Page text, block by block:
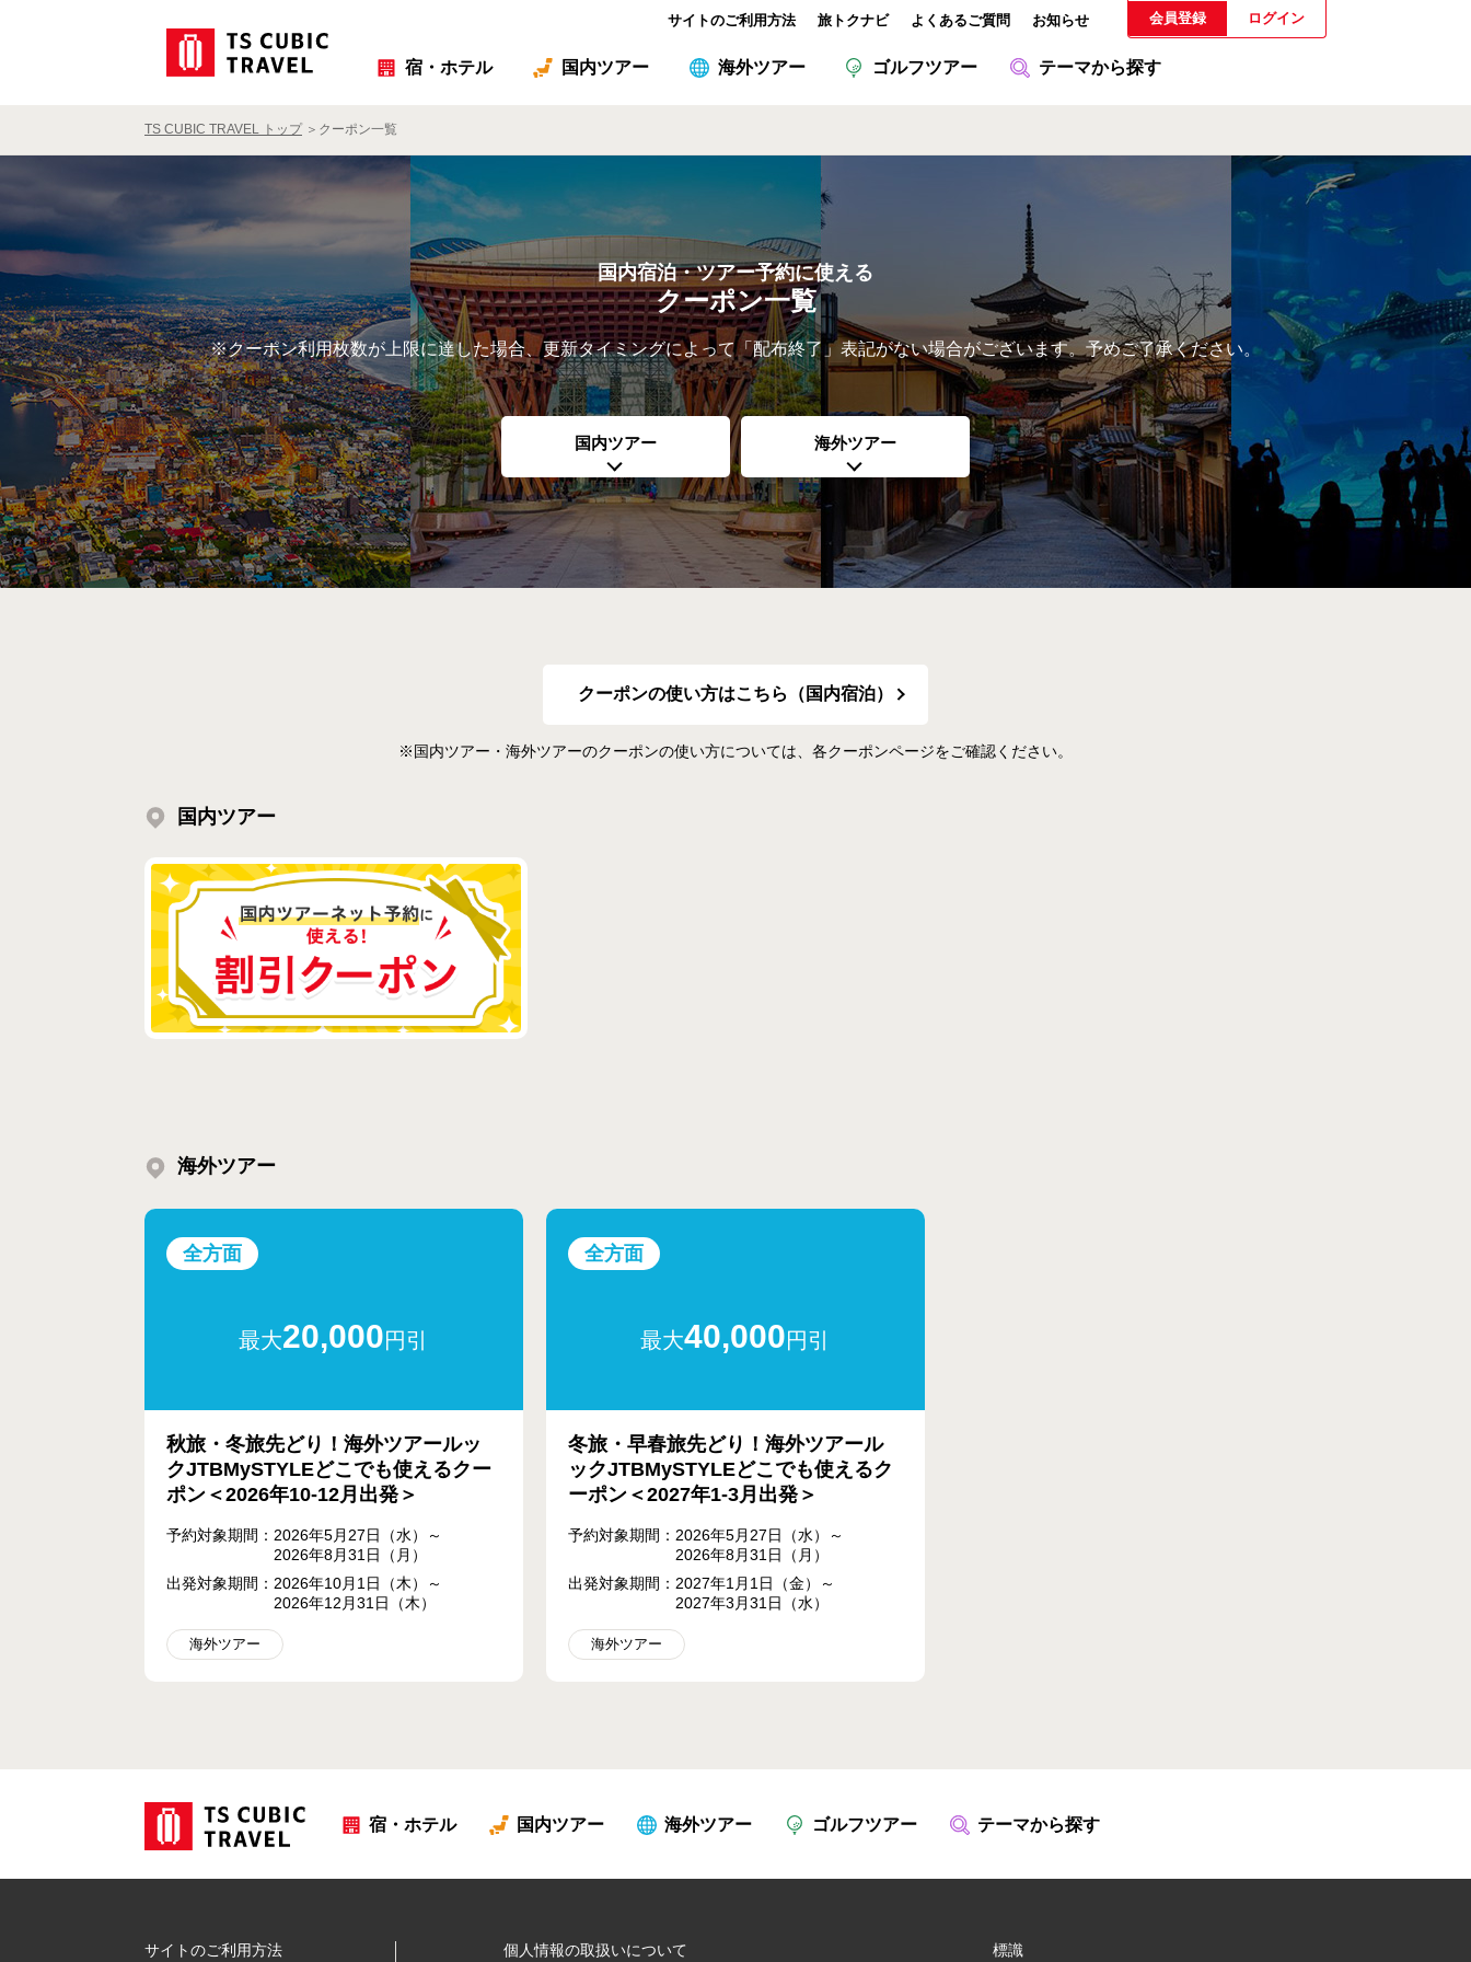
サイトのご利用方法 旅トクナビ よくあるご質問 お知らせ 会員登録 ログイン
宿・ホテル 国内ツアー 海外ツアー ゴルフツアー テーマから探す
TS CUBIC TRAVEL トップ クーポン一覧
国内宿泊・ツアー予約に使える
クーポン一覧
※クーポン利用枚数が上限に達した場合、更新タイミングによって「配布終了」表記がない場合がございます。予めご了承ください。
国内ツアー 海外ツアー
クーポンの使い方はこちら （国内宿泊）
※国内ツアー・海外ツアーのクーポンの使い方については、各クーポンページをご確認ください。
国内ツアー
海外ツアー
全方面
最大20,000円引
秋旅・冬旅先どり！海外ツアールッ
クJTBMySTYLEどこでも使えるクー
ポン＜2026年10-12月出発＞
予約対象期間：2026年5月27日（水）～
2026年8月31日（月）
出発対象期間：2026年10月1日（木）～
2026年12月31日（木）
海外ツアー
全方面
最大40,000円引
冬旅・早春旅先どり！海外ツアール
ックJTBMySTYLEどこでも使えるク
ーポン＜2027年1-3月出発＞
予約対象期間：2026年5月27日（水）～
2026年8月31日（月）
出発対象期間：2027年1月1日（金）～
2027年3月31日（水）
海外ツアー
宿・ホテル 国内ツアー 海外ツアー ゴルフツアー テーマから探す
サイトのご利用方法 個人情報の取扱いについて 標識